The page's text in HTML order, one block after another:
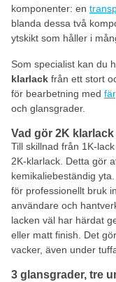
komponenter: en
blanda dessa två
ytskikt som håller i
Som specialist kan du
klarlack från ett stort
för bearbetning med
och glansgrader.
Vad gör 2K
Till skillnad från 1K-
2K-klarlack. Detta gör
kemikaliebeständig
för professionellt bruk
användare och
lacken väl har härdat
eller matt finish. Det
vacker, även under
3 glansgrader, tre